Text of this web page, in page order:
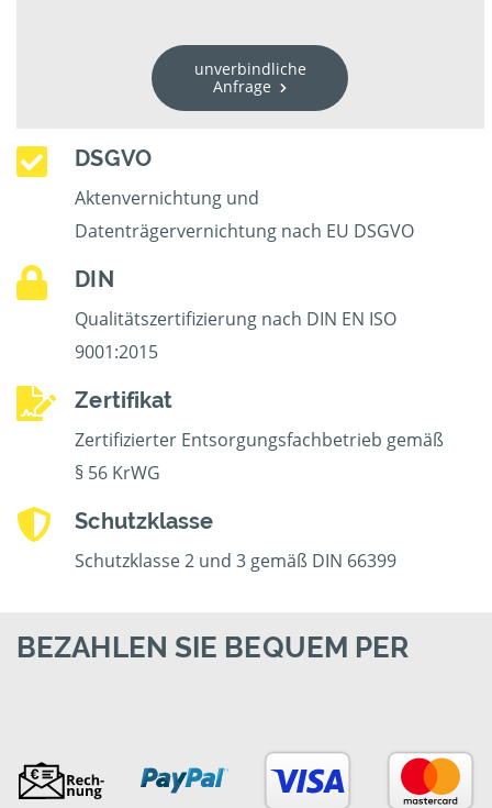
unverbindliche
Anfrage
DSGVO
Aktenvernichtung und
Datenträgervernichtung nach EU DSGVO
DIN
Qualitätszertifizierung nach DIN EN ISO
9001:2015
Zertifikat
Zertifizierter Entsorgungsfachbetrieb gemäß
§ 56 KrWG
Schutzklasse
Schutzklasse 2 und 3 gemäß DIN 66399
BEZAHLEN SIE BEQUEM PER